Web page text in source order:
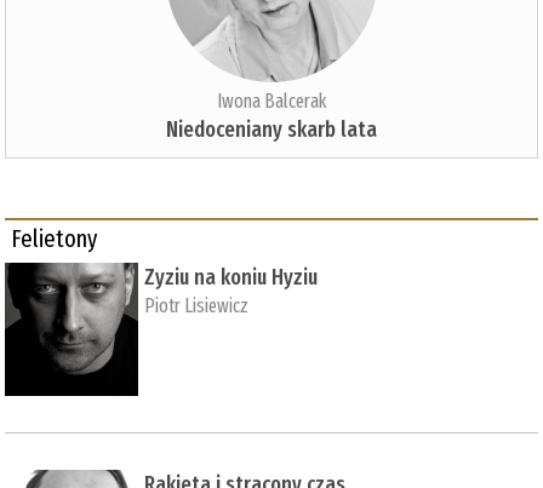
Iwona Balcerak
Niedoceniany skarb lata
Felietony
Zyziu na koniu Hyziu
Piotr Lisiewicz